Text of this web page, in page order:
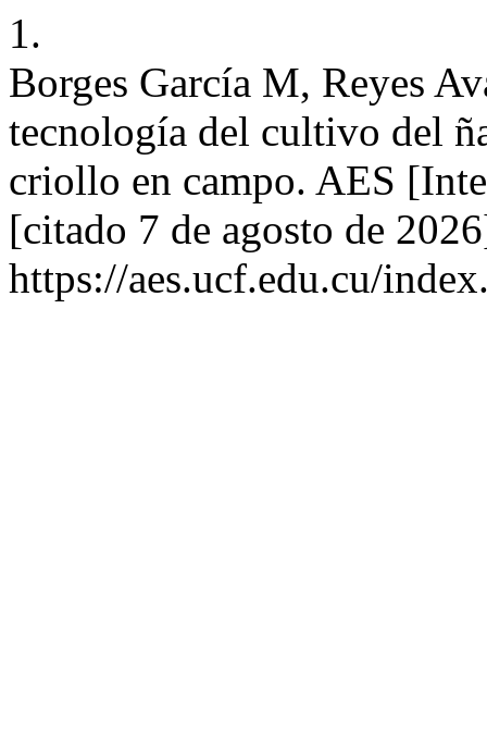
1.
Borges García M, Reyes
tecnología del cultivo del
criollo en campo. AES
[citado 7 de agosto de
https://aes.ucf.edu.cu/